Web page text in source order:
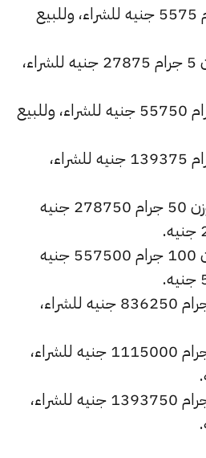
سعر عيار 21 وزن 1 جرام 5575 جنيه للشراء، وللبيع
سعر الذهب عيار 21 وزن 5 جرام 27875 جنيه للشراء،
سعر عيار 21 وزن 10 جرام 55750 جنيه للشراء، وللبيع
سعر عيار 21 وزن 25 جرام 139375 جنيه للشراء،
أسعار الذهب عيار 21 وزن 50 جرام 278750 جنيه
سعر الذهب عيار 21 وزن 100 جرام 557500 جنيه
سعر عيار 21 وزن 150 جرام 836250 جنيه للشراء،
سعر عيار 21 وزن 200 جرام 1115000 جنيه للشراء،
سعر عيار 21 وزن 250 جرام 1393750 جنيه للشراء،